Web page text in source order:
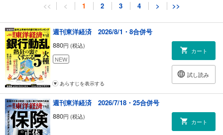
<< < 1 2 3 4 > >>
週刊東洋経済 2026/8/1・8合併号
880円 (税込)
NEW
カート
試し読み
あらすじを表示する
週刊東洋経済 2026/7/18・25合併号
880円 (税込)
カート